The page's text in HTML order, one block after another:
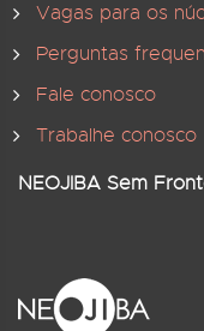
Vagas para os
Perguntas
Fale conosco
Trabalhe conosco
NEOJIBA Sem